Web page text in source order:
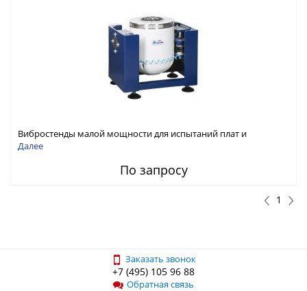
Вибростенды малой мощности для испытаний плат и
компонентой базы
Далее
По запросу
1
Заказать звонок
+7 (495) 105 96 88
Обратная связь